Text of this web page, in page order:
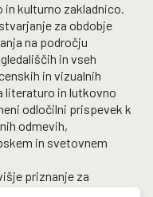
kulturno zakladnico.
za obdobje
na področju
in vseh
in vizualnih
literaturo in lutkovno
odločilni prispevek k
odmevih,
in svetovnem
priznanje za